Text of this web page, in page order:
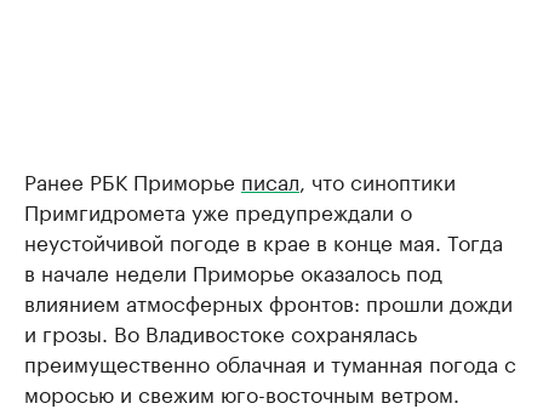
Ранее РБК Приморье писал , что синоптики
Примгидромета уже предупреждали о
неустойчивой погоде в крае в конце мая. Тогда
в начале недели Приморье оказалось под
влиянием атмосферных фронтов: прошли дожди
и грозы. Во Владивостоке сохранялась
преимущественно облачная и туманная погода с
моросью и свежим юго-восточным ветром.